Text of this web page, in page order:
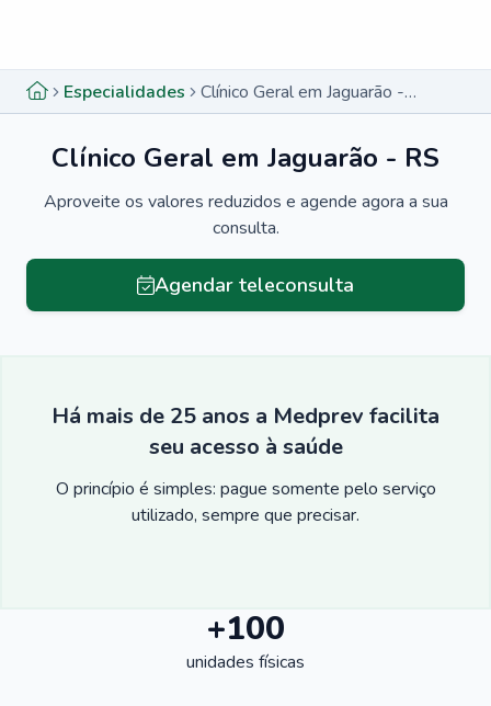
Especialidades Clínico Geral em Jaguarão - RS
Clínico Geral em Jaguarão - RS
Aproveite os valores reduzidos e agende agora a sua
consulta.
Agendar teleconsulta
Há mais de 25 anos a Medprev facilita
seu acesso à saúde
O princípio é simples: pague somente pelo serviço
utilizado, sempre que precisar.
+100
unidades físicas